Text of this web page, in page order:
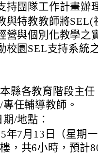
持團隊工作計畫辦
與特教教師將
營與個別化教學之
校園SEL支持系統
縣各教育階段主
任輔導教師。
/地點：
年7月13日（星期
，共6小時，預計